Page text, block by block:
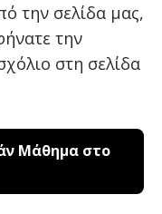
την σελίδα μας,
την
στη σελίδα
Μάθημα στο